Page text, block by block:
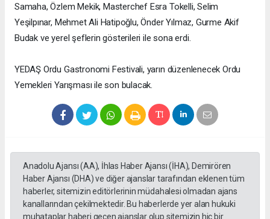
Samaha, Özlem Mekik, Masterchef Esra Tokelli, Selim
Yeşilpınar, Mehmet Ali Hatipoğlu, Önder Yılmaz, Gurme Akif
Budak ve yerel şeflerin gösterileri ile sona erdi.
YEDAŞ Ordu Gastronomi Festivali, yarın düzenlenecek Ordu
Yemekleri Yarışması ile son bulacak.
Anadolu Ajansı (AA), İhlas Haber Ajansı (İHA), Demirören
Haber Ajansı (DHA) ve diğer ajanslar tarafından eklenen tüm
haberler, sitemizin editörlerinin müdahalesi olmadan ajans
kanallarından çekilmektedir. Bu haberlerde yer alan hukuki
muhataplar haberi geçen ajanslar olup sitemizin hiç bir